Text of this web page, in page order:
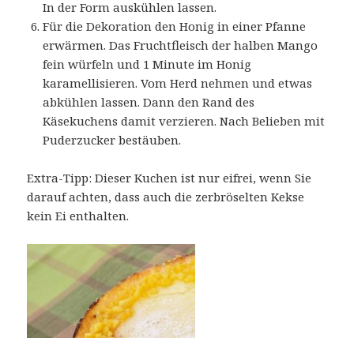
In der Form auskühlen lassen.
Für die Dekoration den Honig in einer Pfanne
erwärmen. Das Fruchtfleisch der halben Mango
fein würfeln und 1 Minute im Honig
karamellisieren. Vom Herd nehmen und etwas
abkühlen lassen. Dann den Rand des
Käsekuchens damit verzieren. Nach Belieben mit
Puderzucker bestäuben.
Extra-Tipp: Dieser Kuchen ist nur eifrei, wenn Sie
darauf achten, dass auch die zerbröselten Kekse
kein Ei enthalten.